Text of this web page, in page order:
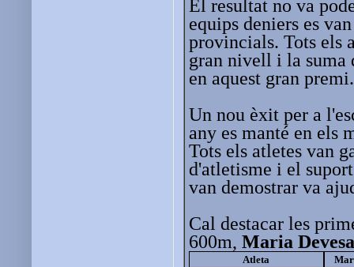
El resultat no va
equips deniers es
provincials. Tots els
gran nivell i la suma
en aquest gran
Un nou èxit per a
any es manté en els
Tots els atletes van
d'atletisme i el
van demostrar va
Cal destacar les
600m, Maria Devesa
Atleta